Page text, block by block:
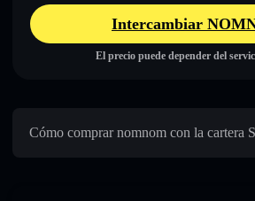
Intercambiar
El precio puede depender del
Cómo comprar nomnom con la cartera